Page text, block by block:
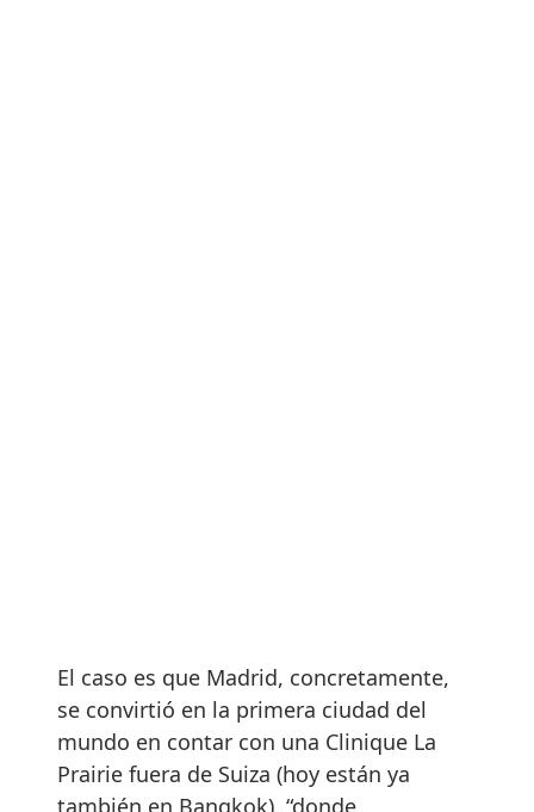
El caso es que Madrid, concretamente,
se convirtió en la primera ciudad del
mundo en contar con una Clinique La
Prairie fuera de Suiza (hoy están ya
también en Bangkok), “donde